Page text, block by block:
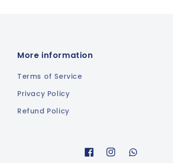
More information
Terms of Service
Privacy Policy
Refund Policy
FacebookInstagramWhatsapp